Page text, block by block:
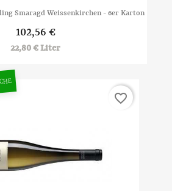
Smaragd Weissenkirchen - 6er Karton
102,56 €
22,80 € Liter
favorite_border